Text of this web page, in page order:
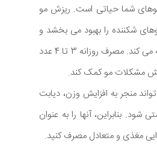
شما حیاتی است. ریزش مو
شکننده را بهبود می ‌بخشد و
انتهای موها را شکافته می‌ کند. مصرف روزانه 3 تا 4 عدد
مشکلات مو کمک کند.
منجر به افزایش وزن، دیابت
بنابراین، آنها را به عنوان
مغذی و متعادل مصرف کنید.